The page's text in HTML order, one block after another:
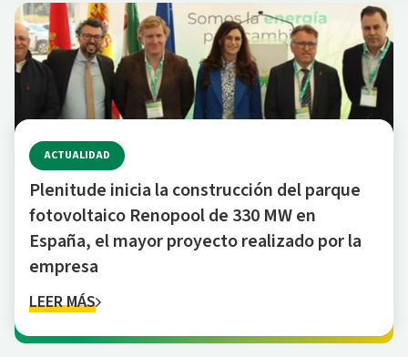
ACTUALIDAD
Plenitude inicia la construcción del parque
fotovoltaico Renopool de 330 MW en
España, el mayor proyecto realizado por la
empresa
LEER MÁS